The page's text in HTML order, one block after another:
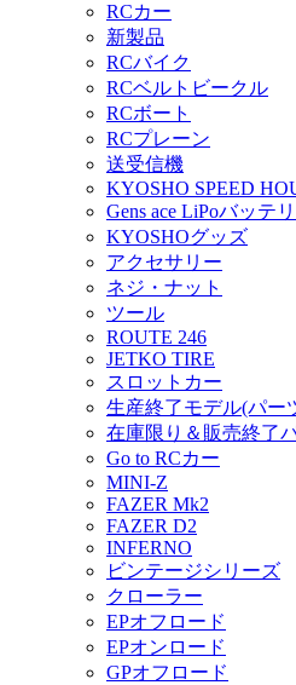
RCカー
新製品
RCバイク
RCベルトビークル
RCボート
RCプレーン
送受信機
KYOSHO SPEED
Gens ace LiPoバッテ
KYOSHOグッズ
アクセサリー
ネジ・ナット
ツール
ROUTE 246
JETKO TIRE
スロットカー
生産終了モデル(パー
在庫限り＆販売終了
Go to RCカー
MINI-Z
FAZER Mk2
FAZER D2
INFERNO
ビンテージシリーズ
クローラー
EPオフロード
EPオンロード
GPオフロード